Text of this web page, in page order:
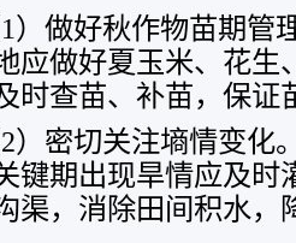
做好秋作物苗期管
应做好夏玉米、花生
时查苗、补苗，保证
密切关注墒情变化
键期出现旱情应及时
渠，消除田间积水，